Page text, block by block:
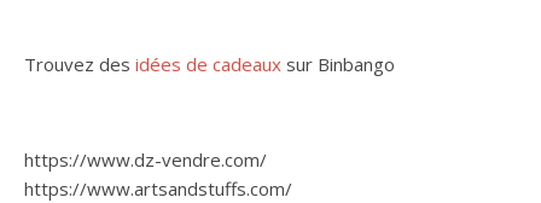
Trouvez des idées de cadeaux sur Binbango
https://www.dz-vendre.com/
https://www.artsandstuffs.com/